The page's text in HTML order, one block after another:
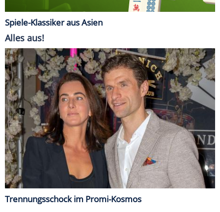
Spiele-Klassiker aus Asien
Alles aus!
Trennungsschock im Promi-Kosmos